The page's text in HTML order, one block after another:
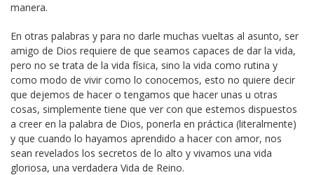
manera.
En otras palabras y para no darle muchas vueltas al asunto, ser
amigo de Dios requiere de que seamos capaces de dar la vida,
pero no se trata de la vida física, sino la vida como rutina y
como modo de vivir como lo conocemos, esto no quiere decir
que dejemos de hacer o tengamos que hacer unas u otras
cosas, simplemente tiene que ver con que estemos dispuestos
a creer en la palabra de Dios, ponerla en práctica (literalmente)
y que cuando lo hayamos aprendido a hacer con amor, nos
sean revelados los secretos de lo alto y vivamos una vida
gloriosa, una verdadera Vida de Reino.